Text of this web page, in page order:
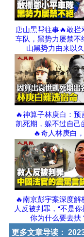
唐山黑帮往事🔥敢拦
车队，黑势力屡禁不
山黑势力由来以久
🔥神算子林庚白：预
凯死期，躲不过自己
🔥奇人林庚白，
🔥南京彭宇案深度解
人反被判罪，“不是你
你为什么要去扶
更多文章导读：